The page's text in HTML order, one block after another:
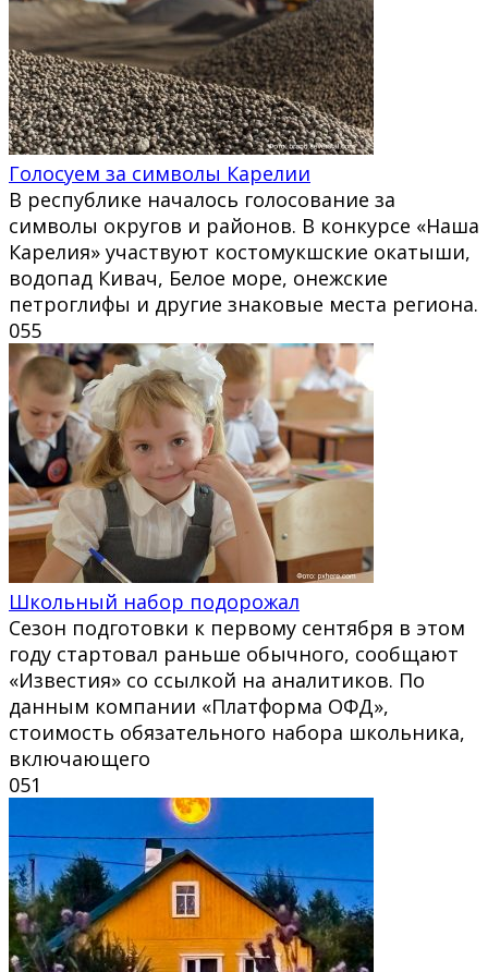
Голосуем за символы Карелии
В республике началось голосование за
символы округов и районов. В конкурсе «Наша
Карелия» участвуют костомукшские окатыши,
водопад Кивач, Белое море, онежские
петроглифы и другие знаковые места региона.
055
Школьный набор подорожал
Сезон подготовки к первому сентября в этом
году стартовал раньше обычного, сообщают
«Известия» со ссылкой на аналитиков. По
данным компании «Платформа ОФД»,
стоимость обязательного набора школьника,
включающего
051